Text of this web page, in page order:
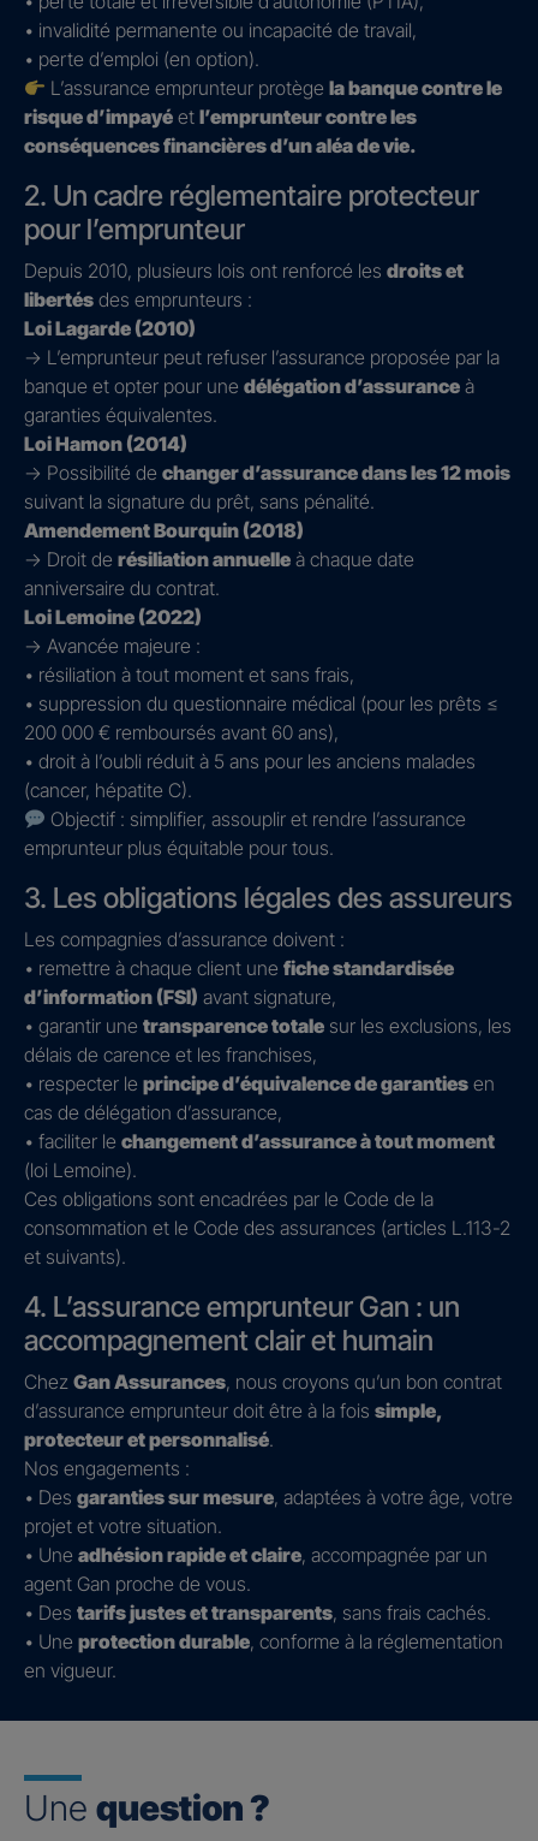
• invalidité permanente ou incapacité de travail,
• perte d’emploi (en option).
L’assurance emprunteur protègela banque contre le
risque d’impayé et l’emprunteur contre les
conséquences financières d’un aléa de vie.
2. Un cadre réglementaire protecteur
pour l’emprunteur
Depuis 2010, plusieurs lois ont renforcé les droits et
libertés des emprunteurs :
Loi Lagarde (2010)
→ L’emprunteur peut refuser l’assurance proposée par la
banque et opter pour une délégation d’assurance à
garanties équivalentes.
Loi Hamon (2014)
→ Possibilité de changer d’assurance dans les 12 mois
suivant la signature du prêt, sans pénalité.
Amendement Bourquin (2018)
→ Droit de résiliation annuelle à chaque date
anniversaire du contrat.
Loi Lemoine (2022)
→ Avancée majeure :
• résiliation à tout moment et sans frais,
• suppression du questionnaire médical (pour les prêts ≤
200 000 € remboursés avant 60 ans),
• droit à l’oubli réduit à 5 ans pour les anciens malades
(cancer, hépatite C).
Objectif : simplifier, assouplir et rendre l’assurance
emprunteur plus équitable pour tous.
3. Les obligations légales des assureurs
Les compagnies d’assurance doivent :
• remettre à chaque client une fiche standardisée
d’information (FSI) avant signature,
• garantir une transparence totale sur les exclusions, les
délais de carence et les franchises,
• respecter le principe d’équivalence de garanties en
cas de délégation d’assurance,
• faciliter le changement d’assurance à tout moment
(loi Lemoine).
Ces obligations sont encadrées par le Code de la
consommation et le Code des assurances (articles L.113-2
et suivants).
4. L’assurance emprunteur Gan : un
accompagnement clair et humain
Chez Gan Assurances, nous croyons qu’un bon contrat
d’assurance emprunteur doit être à la fois simple,
protecteur et personnalisé.
Nos engagements :
• Des garanties sur mesure, adaptées à votre âge, votre
projet et votre situation.
• Une adhésion rapide et claire, accompagnée par un
agent Gan proche de vous.
• Des tarifs justes et transparents, sans frais cachés.
• Une protection durable, conforme à la réglementation
en vigueur.
Une question ?